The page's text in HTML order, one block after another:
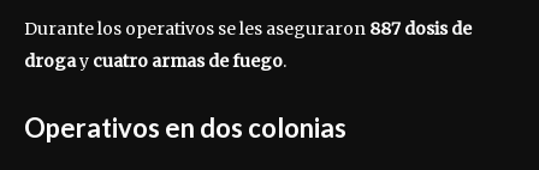
Durante los operativos se les aseguraron 887 dosis de
drogay cuatro armas de fuego.
Operativos en dos colonias